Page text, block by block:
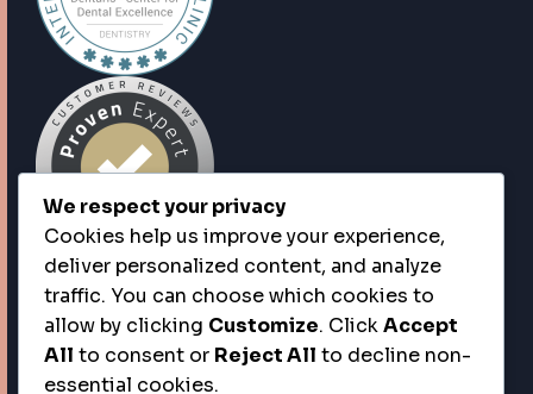
We respect your privacy
Cookies help us improve your experience,
deliver personalized content, and analyze
traffic. You can choose which cookies to
allow by clicking Customize. ClickAccept
All to consent or Reject All to decline non-
essential cookies.